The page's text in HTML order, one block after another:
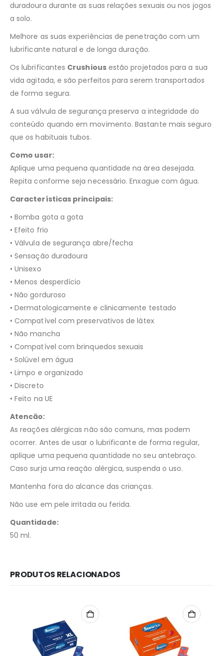
duradoura durante as suas relações sexuais ou nos jogos
a solo.
Melhore as suas experiências de penetração com um
lubrificante natural e de longa duração.
Os lubrificantes Crushiousestão projetados para a sua
vida agitada, e são perfeitos para serem transportados
de forma segura.
A sua válvula de segurança preserva a integridade do
conteúdo quando em movimento. Bastante mais seguro
que os habituais tubos.
Como usar:
Aplique uma pequena quantidade na área desejada.
Repita conforme seja necessário. Enxague com água.
Características principais:
• Bomba gota a gota
• Efeito frio
• Válvula de segurança abre/fecha
• Sensação duradoura
• Unisexo
• Menos desperdício
• Não gorduroso
• Dermatologicamente e clinicamente testado
• Compatível com preservativos de látex
• Não mancha
• Compatível com brinquedos sexuais
• Solúvel em água
• Limpo e organizado
• Discreto
• Feito na UE
Atencão:
As reações alérgicas não são comuns, mas podem
ocorrer. Antes de usar o lubrificante de forma regular,
aplique uma pequena quantidade no seu antebraço.
Caso surja uma reação alérgica, suspenda o uso.
Mantenha fora do alcance das crianças.
Não use em pele irritada ou ferida.
Quantidade:
50 ml.
PRODUTOS RELACIONADOS
Redes Sociais